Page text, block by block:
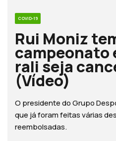
COVID-19
Rui Moniz
campeonato
rali seja
(Vídeo)
O presidente do Grupo
que já foram feitas várias
reembolsadas.